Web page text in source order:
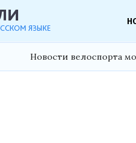
Новости велоспорта